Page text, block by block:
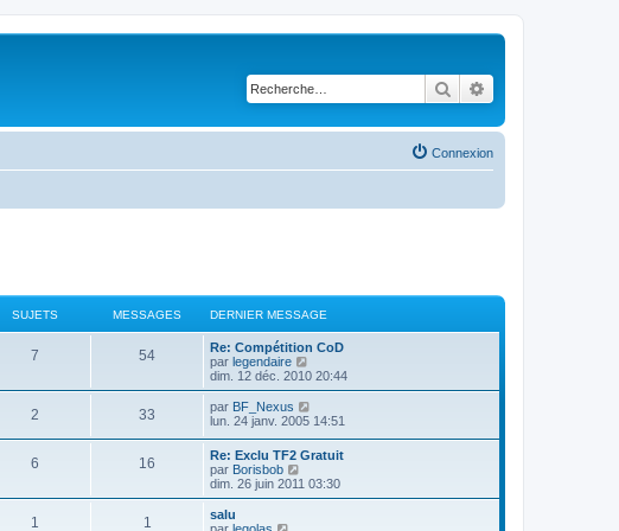
Rechercher
Connexion
SUJETS MESSAGES DERNIER MESSAGE
7 54
Re: Compétition CoD
par legendaire
o
i
r
l
d
e
n
i
dim. 12 déc. 2010 20:44
2 33 par BF_Nexus
o
l
e
d
e
lun. 24 janv. 2005 14:51
6 16
Re: Exclu TF2 Gratuit
par Borisbob
o
i
dim. 26 juin 2011 03:30
1 1
salu